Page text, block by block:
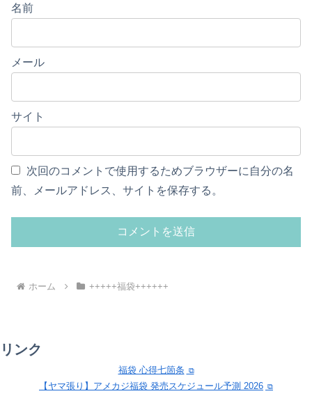
名前
メール
サイト
次回のコメントで使用するためブラウザーに自分の名
前、メールアドレス、サイトを保存する。
ホーム +++++福袋++++++
リンク
福袋 心得七箇条
【ヤマ張り】アメカジ福袋 発売スケジュール予測 2026